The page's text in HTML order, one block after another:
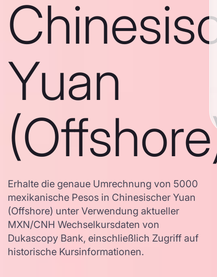
Yuan
Erhalte die genaue Umrechnung von 5000
mexikanische Pesos in Chinesischer Yuan
(Offshore) unter Verwendung aktueller
MXN/CNH Wechselkursdaten von
Dukascopy Bank, einschließlich Zugriff auf
historische Kursinformationen.